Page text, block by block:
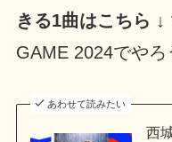
きる1曲はこちら ↓
GAME 2024でやろ
あわせて読みたい
西